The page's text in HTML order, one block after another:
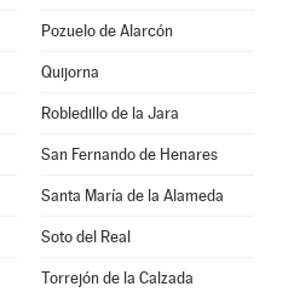
Pozuelo de Alarcón
Quijorna
Robledillo de la Jara
San Fernando de Henares
Santa María de la Alameda
Soto del Real
Torrejón de la Calzada